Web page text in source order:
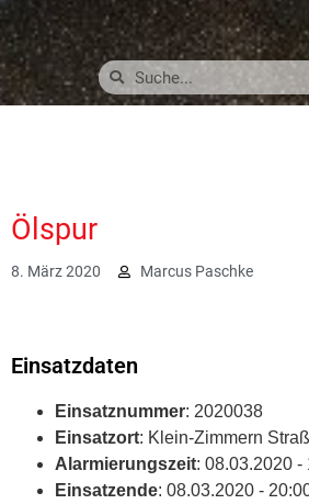
Ölspur
8. März 2020 Marcus Paschke
Einsatzdaten
Einsatznummer: 2020038
Einsatzort: Klein-Zimmern
Alarmierungszeit: 08.03.2020 -
Einsatzende: 08.03.2020 -